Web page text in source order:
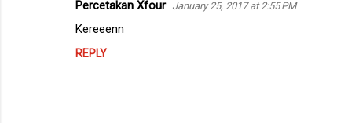
Percetakan Xfour January 25, 2017 at 2:55 PM
Kereeenn
REPLY